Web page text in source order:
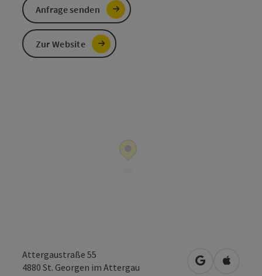
Attergaustraße 55
4880 St. Georgen im Attergau in Google
in
Anfrage senden
Zur Website